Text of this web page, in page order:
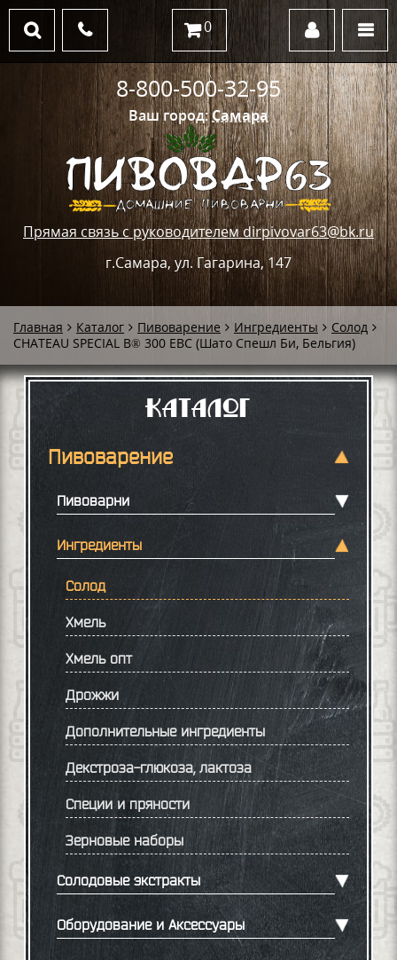
Ваш город:Самара
Прямая связь с руководителем dirpivovar63@bk.ru
г.Самара, ул. Гагарина, 147
8-800-500-32-95
0
Главная Каталог Пивоварение Ингредиенты
Солод
CHATEAU SPECIAL B® 300 ЕВС (Шато Спешл Би, Бельгия)
Каталог
Пивоварение
Пивоварни
Ингредиенты
Солод
Хмель
Хмель опт
Дрожжи
Дополнительные ингредиенты
Декстроза-глюкоза, лактоза
Специи и пряности
Зерновые наборы
Солодовые экстракты
Оборудование и Аксессуары